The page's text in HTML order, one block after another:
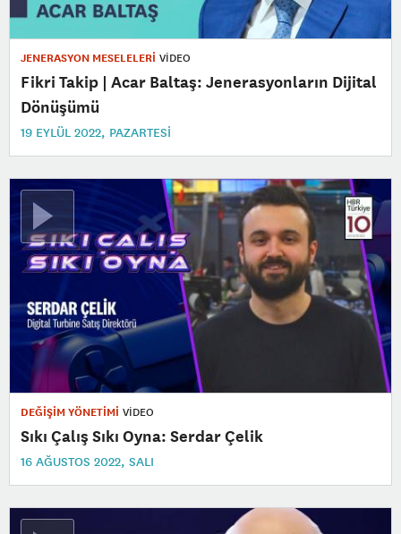
JENERASYON MESELELERİ VİDEO
Fikri Takip | Acar Baltaş: Jenerasyonların Dijital
Dönüşümü
19 EYLÜL 2022, PAZARTESI
DEĞİŞİM YÖNETİMİ VİDEO
Sıkı Çalış Sıkı Oyna: Serdar Çelik
16 AĞUSTOS 2022, SALI